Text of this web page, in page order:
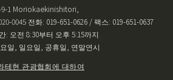
1 Moriokaekinishitori,
0045 전화: 019-651-0626 / 팩스: 019-651-0637
: 오전 8:30부터 오후 5:15까지
일, 일요일, 공휴일, 연말연시
테현 관광협회에 대하여